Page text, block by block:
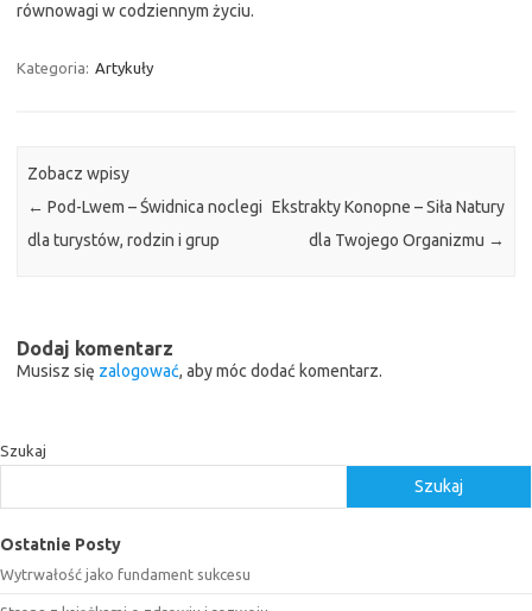
równowagi w codziennym życiu.
Kategoria: Artykuły
Zobacz wpisy
← Pod-Lwem – Świdnica noclegi
dla turystów, rodzin i grup
Ekstrakty Konopne – Siła Natury
dla Twojego Organizmu →
Dodaj komentarz
Musisz się zalogować, aby móc dodać komentarz.
Szukaj
Szukaj
Ostatnie Posty
Wytrwałość jako fundament sukcesu